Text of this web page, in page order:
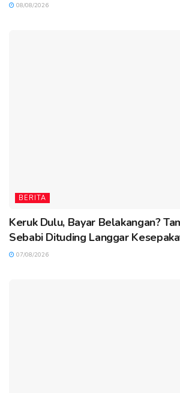
08/08/2026
BERITA
Keruk Dulu, Bayar Belakangan?
Sebabi Dituding Langgar
07/08/2026